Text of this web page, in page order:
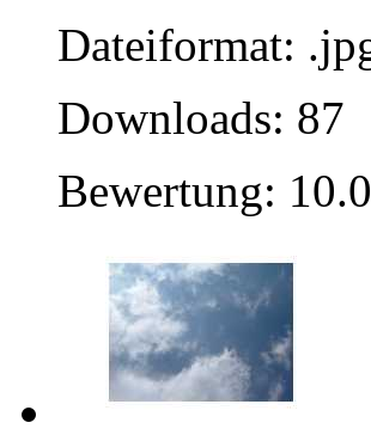
Dateiformat:
Downloads: 87
Bewertung: